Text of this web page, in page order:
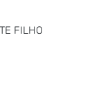
FILHO